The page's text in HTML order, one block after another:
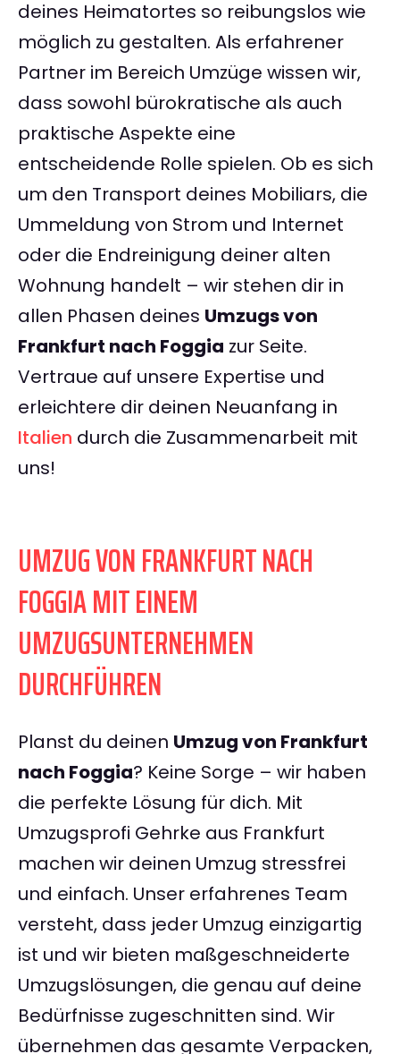
deines Heimatortes so reibungslos wie
möglich zu gestalten. Als erfahrener
Partner im Bereich Umzüge wissen wir,
dass sowohl bürokratische als auch
praktische Aspekte eine
entscheidende Rolle spielen. Ob es sich
um den Transport deines Mobiliars, die
Ummeldung von Strom und Internet
oder die Endreinigung deiner alten
Wohnung handelt – wir stehen dir in
allen Phasen deines Umzugs von
Frankfurt nach Foggia zur Seite.
Vertraue auf unsere Expertise und
erleichtere dir deinen Neuanfang in
Italien durch die Zusammenarbeit mit
uns!
UMZUG VON FRANKFURT NACH
FOGGIA MIT EINEM
UMZUGSUNTERNEHMEN
DURCHFÜHREN
Planst du deinen Umzug von Frankfurt
nach Foggia? Keine Sorge – wir haben
die perfekte Lösung für dich. Mit
Umzugsprofi Gehrke aus Frankfurt
machen wir deinen Umzug stressfrei
und einfach. Unser erfahrenes Team
versteht, dass jeder Umzug einzigartig
ist und wir bieten maßgeschneiderte
Umzugslösungen, die genau auf deine
Bedürfnisse zugeschnitten sind. Wir
übernehmen das gesamte Verpacken,